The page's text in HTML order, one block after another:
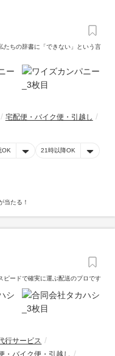
たちの辞書に「できない」という言
宅配便・バイク便・引越し
OK 21時以降OK
当たる！
ピードで確実に運ぶ配送のプロです
行サービス
・バイク便・引越し